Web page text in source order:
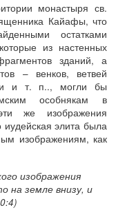
монастыря св.
Кайафы, что
остатками
из настенных
зданий, а
– венков, ветвей
и т. п.., могли бы
особнякам в
же изображения
элита была
изображениям, как
изображения
на земле внизу, и